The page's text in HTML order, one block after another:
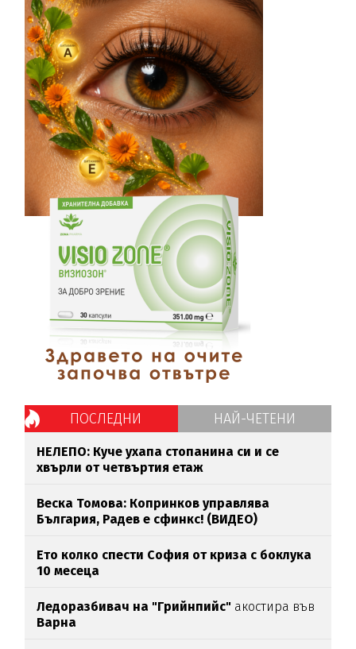
ПОСЛЕДНИ НАЙ-ЧЕТЕНИ
НЕЛЕПО: Куче ухапа стопанина си и се
хвърли от четвъртия етаж
Веска Томова: Копринков управлява
България, Радев е сфинкс! (ВИДЕО)
Ето колко спести София от криза с боклука
10 месеца
Ледоразбивач на "Грийнпийс" акостира във
Варна